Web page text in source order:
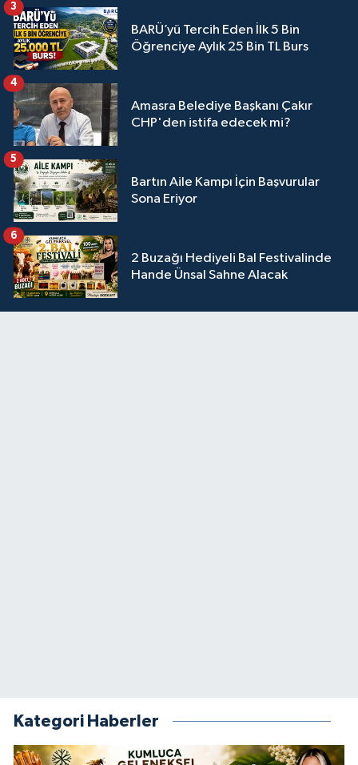
BARÜ’yü Tercih Eden İlk 5 Bin
Öğrenciye Aylık 25 Bin TL Burs
3
Amasra Belediye Başkanı Çakır
CHP'den istifa edecek mi?
4
Bartın Aile Kampı İçin Başvurular
Sona Eriyor
5
2 Buzağı Hediyeli Bal Festivalinde
Hande Ünsal Sahne Alacak
6
Kategori Haberler